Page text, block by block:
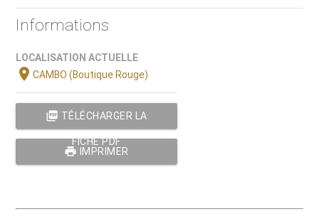
Informations
LOCALISATION ACTUELLE
location_onCAMBO (Boutique Rouge)
picture_as_pdf TÉLÉCHARGER LA
FICHE PDF
print IMPRIMER